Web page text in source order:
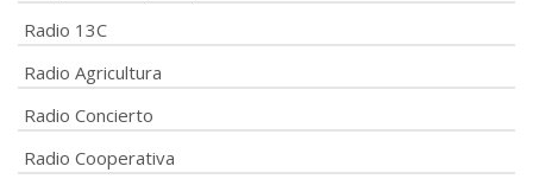
Radio 13C
Radio Agricultura
Radio Concierto
Radio Cooperativa